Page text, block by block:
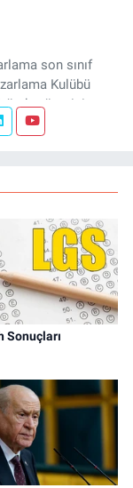
son sınıf
Kulübü
yönetici
sitesinde editör
içerikler
iletişimi ve
yaratmayı
Sonuçları